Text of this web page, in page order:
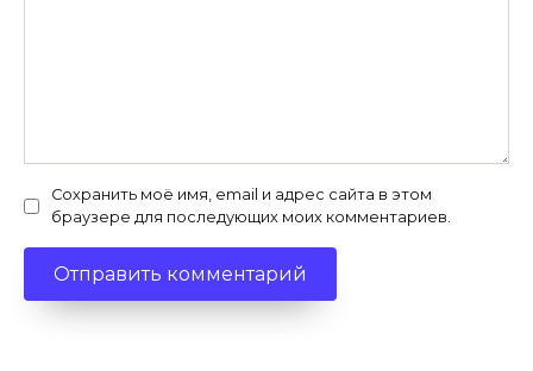
Сохранить моё имя, email и адрес сайта в этом
браузере для последующих моих комментариев.